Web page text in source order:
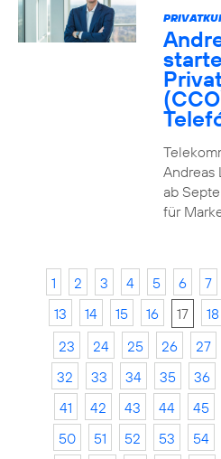
Andreas
ab
für
1 2 3 4 5 6 7
13
14 15 16 17 18
23
24 25 26 27
32
33 34 35 36
41
42 43 44 45
50
51 52 53 54